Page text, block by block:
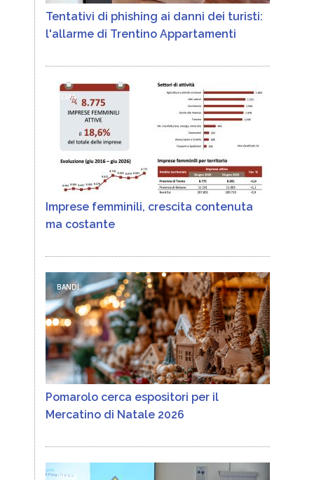
Tentativi di phishing ai danni dei turisti:
l'allarme di Trentino Appartamenti
CCIAA
Imprese femminili, crescita contenuta
ma costante
BANDI
Pomarolo cerca espositori per il
Mercatino di Natale 2026
FIMAA